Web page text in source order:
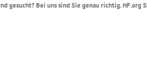
Bei uns sind Sie genau richtig. HF.org